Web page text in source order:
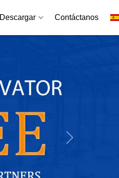
Descargar Contáctanos
Siguiente